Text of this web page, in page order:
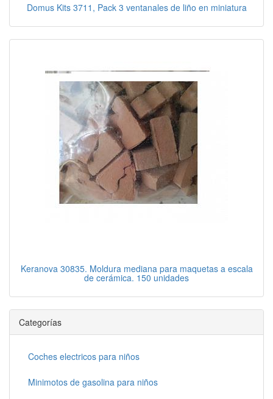
Domus Kits 3711, Pack 3 ventanales de liño en miniatura
Keranova 30835. Moldura mediana para maquetas a escala
de cerámica. 150 unidades
Categorías
Coches electricos para niños
Minimotos de gasolina para niños